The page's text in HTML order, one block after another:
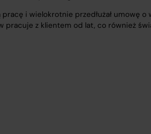
pracę i wielokrotnie przedłużał umowę o
pracuje z klientem od lat, co również